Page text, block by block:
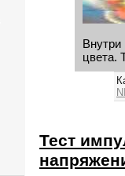
Внутри
цвета.
Тест